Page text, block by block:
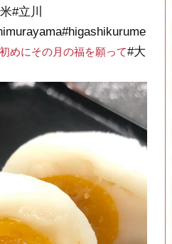
#立川
めにその月の福を願って#大